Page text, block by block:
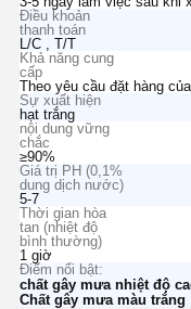
Điều khoản
thanh toán
L/C , T/T
Khả năng cung
cấp
Theo yêu cầu đặt hàng
Sự xuất hiện
hạt trắng
nội dung vững
chắc
≥90%
Giá trị PH (0,1%
dung dịch nước)
5-7
Thời gian hòa
tan (nhiệt độ
bình thường)
1 giờ
Điểm nổi bật:
chất gây mưa nhiệt độ
Chất gây mưa màu trắng